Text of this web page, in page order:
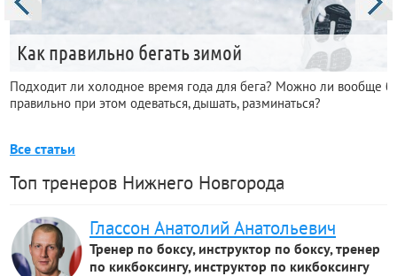
Как правильно бегать зимой
Подходит ли холодное время года для бега? Можно ли вообще
правильно при этом одеваться, дышать, разминаться?
Все статьи
Топ тренеров Нижнего Новгорода
Глассон Анатолий Анатольевич
Тренер по боксу, инструктор по боксу, тренер
по кикбоксингу, инструктор по кикбоксингу